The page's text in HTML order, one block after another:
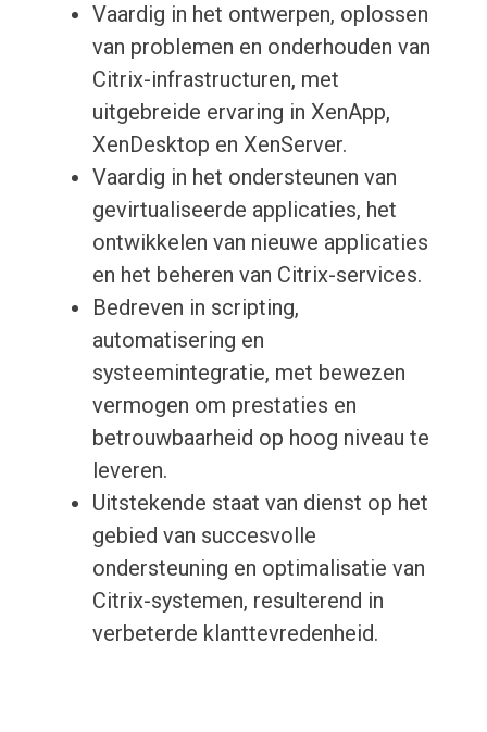
Vaardig in het ontwerpen, oplossen
van problemen en onderhouden van
Citrix-infrastructuren, met
uitgebreide ervaring in XenApp,
XenDesktop en XenServer.
Vaardig in het ondersteunen van
gevirtualiseerde applicaties, het
ontwikkelen van nieuwe applicaties
en het beheren van Citrix-services.
Bedreven in scripting,
automatisering en
systeemintegratie, met bewezen
vermogen om prestaties en
betrouwbaarheid op hoog niveau te
leveren.
Uitstekende staat van dienst op het
gebied van succesvolle
ondersteuning en optimalisatie van
Citrix-systemen, resulterend in
verbeterde klanttevredenheid.